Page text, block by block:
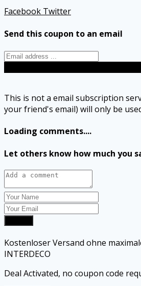
Facebook Twitter
Send this coupon to an email
This is not a email subscription
your friend's email) will only be
Loading comments....
Let others know how much you
Kostenloser Versand ohne
INTERDECO
Deal Activated, no coupon code